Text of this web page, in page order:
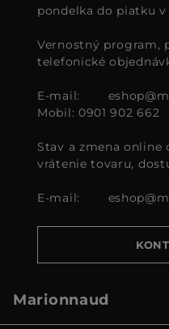
pondelka do piatku v
Vernostný program,
telefonické
E-mail:
Mobil: 0901 902 662
Stav a zmena online
vrátenie tovaru,
E-mail:
Marionnaud